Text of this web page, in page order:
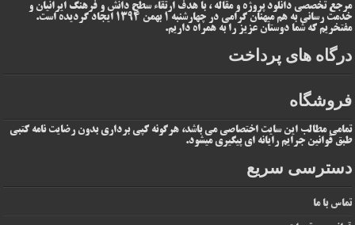
مرجع تخصصی دانلود پروژه و مقاله ، با هدف ارتقاء سطح دانش و فرهنگ ایرانیان و
خدمت رسانی به هم میهنان گرامی در چهارشنبه 1 بهمن 1394 ایجاد گردیده است.
مفتخریم که شما دوستان عزیز را به همراه داریم.
درگاه های پرداخت
فروشگاه
تمامی مطالب این سایت اختصاصی می باشد، هرگونه کپی برداری بدون رضایت نامه کتبی
طبق قوانین جرایم رایانه ای پیگیری میشود.
دسترسی سریع
تماس با ما